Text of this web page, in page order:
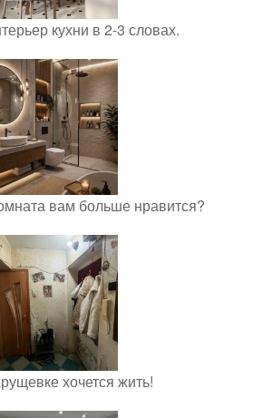
кухни в 2-3 словах.
вам больше нравится?
хочется жить!